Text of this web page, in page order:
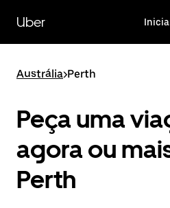
para
conteúdo
Uber
Austrália>Perth
Peça uma
agora ou
Perth